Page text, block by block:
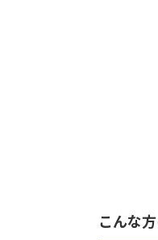
こんな